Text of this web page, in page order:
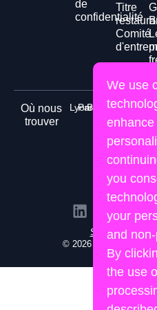
de
confidentialité
Titre
Comité
Où nous
trouver
Lyon
ParisBordeaux
Nice
Marseille
Nantes
© 2026 Human
Site propulsé
We use
you
your
and
By
the use